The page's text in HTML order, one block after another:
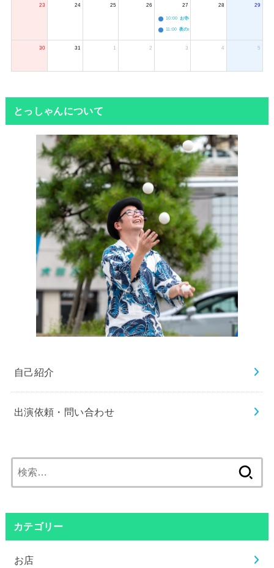
23 24 25 26 27
10:00 お寺のジャグリング教室
11:00 夜のボードゲーム会
28 29
30 31 1 2 3 4 5
とっしゃんについて
自己紹介
出演依頼・問い合わせ
索:
カテゴリー
お店